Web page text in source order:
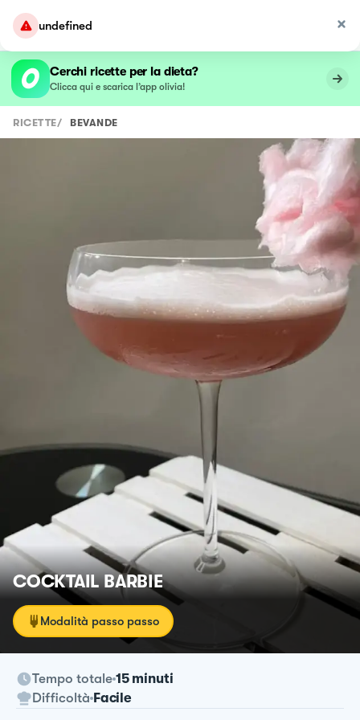
undefined
Cerchi ricette per la dieta?
Clicca qui e scarica l’app olivia!
RICETTE/ BEVANDE
COCKTAIL BARBIE
Modalità passo passo
Tempo totale 15 minuti
Difficoltà Facile